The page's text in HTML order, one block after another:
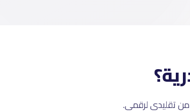
تقليدى لرقمى.